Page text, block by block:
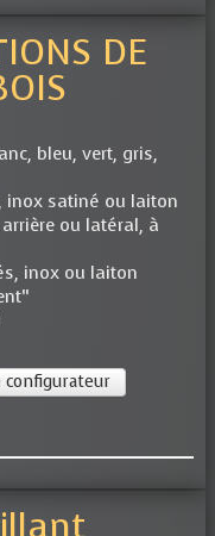
DE
bleu, vert, gris,
inox satiné ou laiton
ou latéral, à
inox ou laiton
configurateur